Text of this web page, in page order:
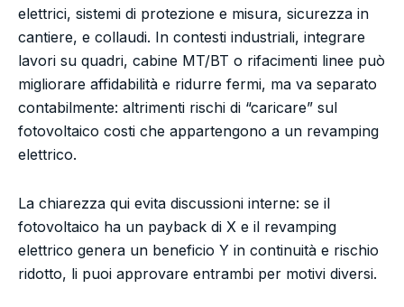
elettrici, sistemi di protezione e misura, sicurezza in
cantiere, e collaudi. In contesti industriali, integrare
lavori su quadri, cabine MT/BT o rifacimenti linee può
migliorare affidabilità e ridurre fermi, ma va separato
contabilmente: altrimenti rischi di “caricare” sul
fotovoltaico costi che appartengono a un revamping
elettrico.
La chiarezza qui evita discussioni interne: se il
fotovoltaico ha un payback di X e il revamping
elettrico genera un beneficio Y in continuità e rischio
ridotto, li puoi approvare entrambi per motivi diversi.